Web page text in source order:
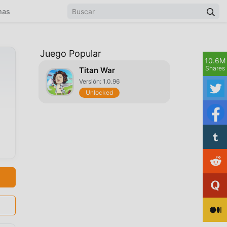
Juego Popular
Titan War
Versión: 1.0.96
Unlocked
10.6M
Shares